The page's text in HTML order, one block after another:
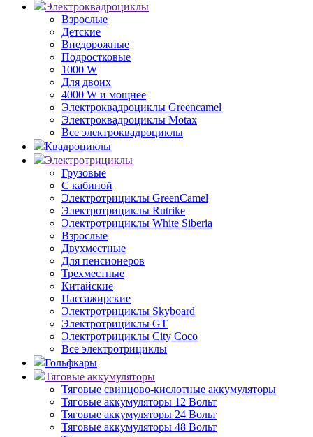
Электроквадроциклы
Взрослые
Детские
Внедорожные
Подростковые
1000 W
Для двоих
4000 W и мощнее
Электроквадроциклы Greencamel
Электроквадроциклы Motax
Все электроквадроциклы
Квадроциклы
Электротрициклы
Грузовые
С кабиной
Электротрициклы GreenCamel
Электротрициклы Rutrike
Электротрициклы White Siberia
Взрослые
Двухместные
Для пенсионеров
Трехместные
Китайские
Пассажирские
Электротрициклы Skyboard
Электротрициклы GT
Электротрициклы City Coco
Все электротрициклы
Гольфкары
Тяговые аккумуляторы
Тяговые свинцово-кислотные аккумуляторы
Тяговые аккумуляторы 12 Вольт
Тяговые аккумуляторы 24 Вольт
Тяговые аккумуляторы 48 Вольт